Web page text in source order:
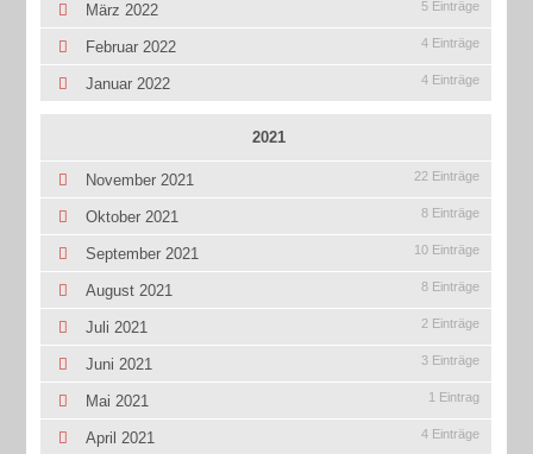
März 2022 5 Einträge
Februar 2022 4 Einträge
Januar 2022 4 Einträge
2021
November 2021 22 Einträge
Oktober 2021 8 Einträge
September 2021 10 Einträge
August 2021 8 Einträge
Juli 2021 2 Einträge
Juni 2021 3 Einträge
Mai 2021 1 Eintrag
April 2021 4 Einträge